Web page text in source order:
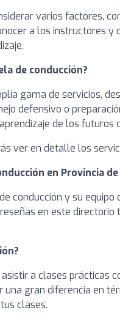
varios factores,
a los instructores
de conducción?
gama de servicios,
defensivo o
de los futuros
ver en detalle los
en Provincia de
conducción y su
en este
a clases prácticas
gran diferencia en
clases.